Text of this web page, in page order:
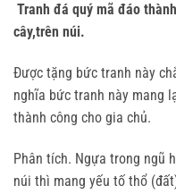
Tranh đá quý mã đáo
cây,trên núi.
Được tặng bức tranh này
nghĩa bức tranh này mang
thành công cho gia chủ.
Phân tích. Ngựa trong ngũ
núi thì mang yếu tố thổ